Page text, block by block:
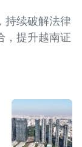
持续破解法律
，提升越南证